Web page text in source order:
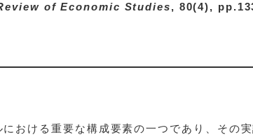
of Economic Studies, 80(4),
おける重要な構成要素の一つであり、その